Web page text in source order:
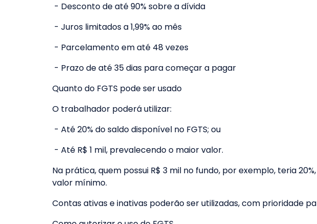
- Desconto de até 90% sobre a dívida
- Juros limitados a 1,99% ao mês
- Parcelamento em até 48 vezes
- Prazo de até 35 dias para começar a pagar
Quanto do FGTS pode ser usado
O trabalhador poderá utilizar:
- Até 20% do saldo disponível no FGTS; ou
- Até R$ 1 mil, prevalecendo o maior valor.
Na prática, quem possui R$ 3 mil no fundo, por exemplo, teria
valor mínimo.
Contas ativas e inativas poderão ser utilizadas, com prioridade